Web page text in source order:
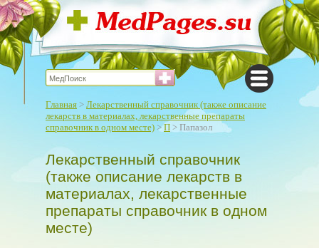
Главная > Лекарственный справочник (также описание
лекарств в материалах, лекарственные препараты
справочник в одном месте) >П > Папазол
Лекарственный справочник
(также описание лекарств в
материалах, лекарственные
препараты справочник в одном
месте)